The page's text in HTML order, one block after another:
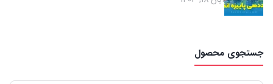
جستجوی محصول